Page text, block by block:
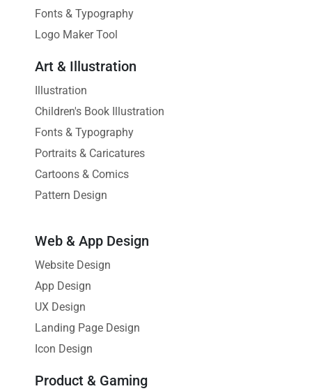
Fonts & Typography
Logo Maker Tool
Art & Illustration
Illustration
Children's Book Illustration
Fonts & Typography
Portraits & Caricatures
Cartoons & Comics
Pattern Design
Web & App Design
Website Design
App Design
UX Design
Landing Page Design
Icon Design
Product & Gaming